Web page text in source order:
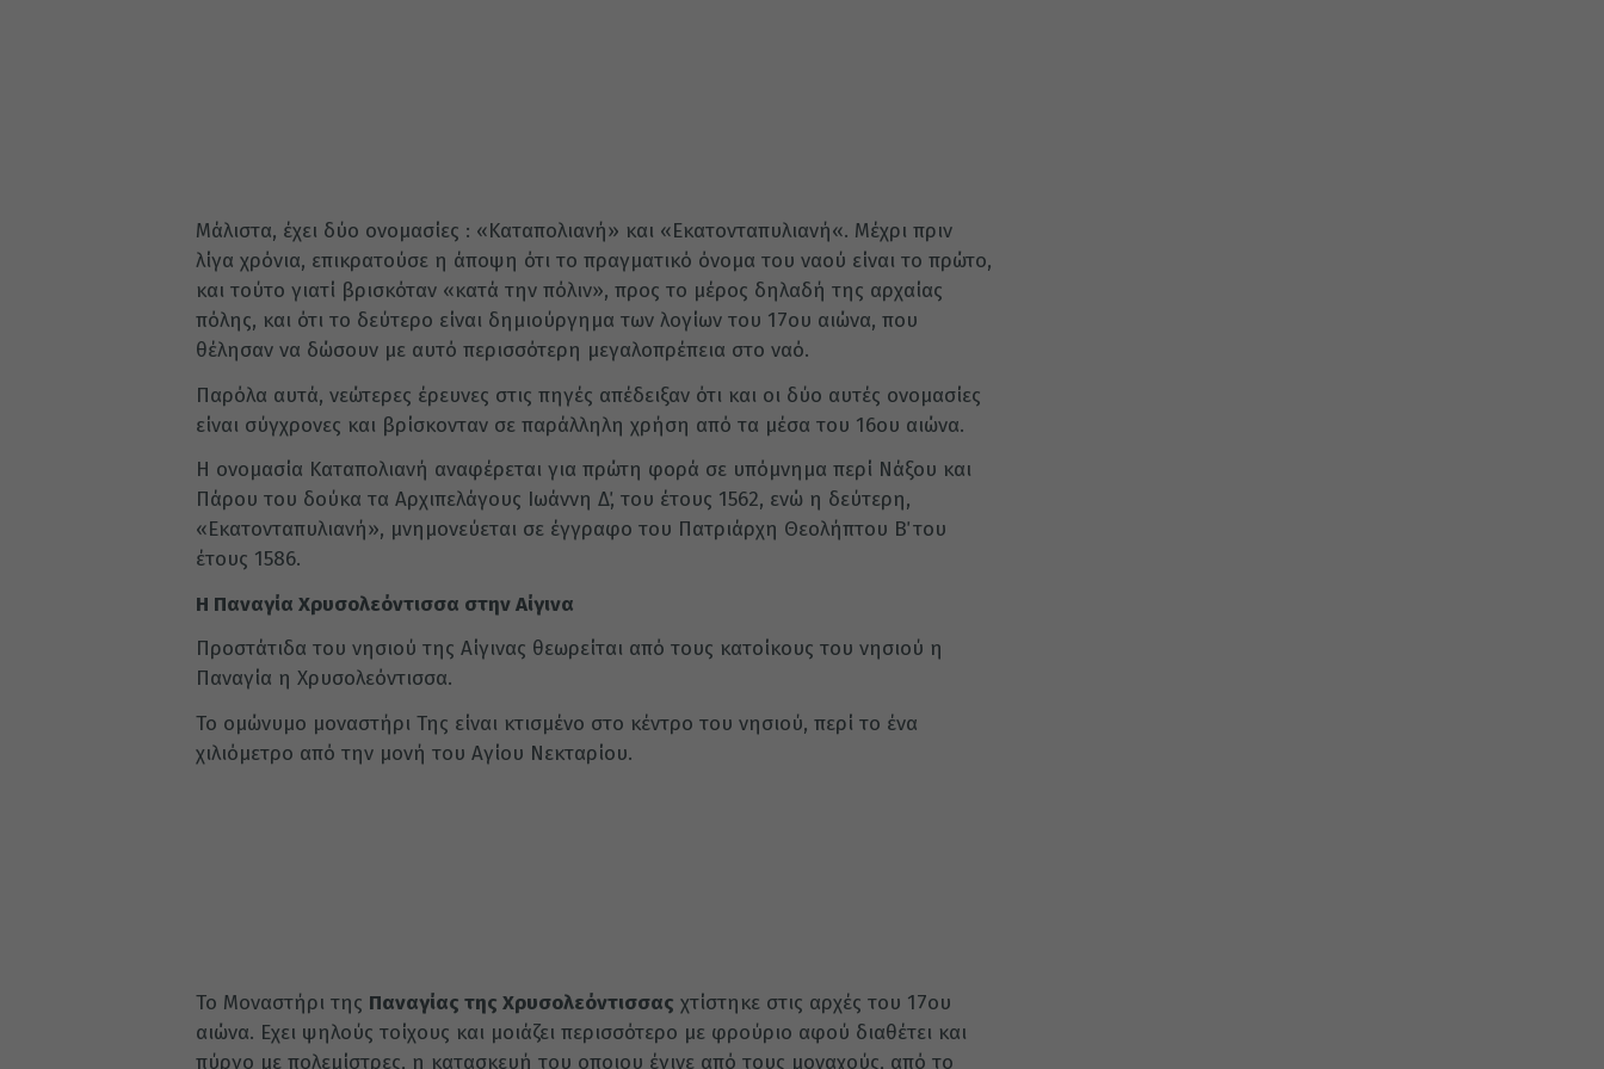
Μάλιστα, έχει δύο ονομασίες : «Καταπολιανή» και «Εκατονταπυλιανή«. Μέχρι πριν
λίγα χρόνια, επικρατούσε η άποψη ότι το πραγματικό όνομα του ναού είναι το πρώτο,
και τούτο γιατί βρισκόταν «κατά την πόλιν», προς το μέρος δηλαδή της αρχαίας
πόλης, και ότι το δεύτερο είναι δημιούργημα των λογίων του 17ου αιώνα, που
θέλησαν να δώσουν με αυτό περισσότερη μεγαλοπρέπεια στο ναό.
Παρόλα αυτά, νεώτερες έρευνες στις πηγές απέδειξαν ότι και οι δύο αυτές ονομασίες
είναι σύγχρονες και βρίσκονταν σε παράλληλη χρήση από τα μέσα του 16ου αιώνα.
Η ονομασία Καταπολιανή αναφέρεται για πρώτη φορά σε υπόμνημα περί Νάξου και
Πάρου του δούκα τα Αρχιπελάγους Ιωάννη Δ΄, του έτους 1562, ενώ η δεύτερη,
«Εκατονταπυλιανή», μνημονεύεται σε έγγραφο του Πατριάρχη Θεολήπτου Β΄ του
έτους 1586.
Η Παναγία Χρυσολεόντισσα στην Αίγινα
Προστάτιδα του νησιού της Αίγινας θεωρείται από τους κατοίκους του νησιού η
Παναγία η Χρυσολεόντισσα.
Το ομώνυμο μοναστήρι Της είναι κτισμένο στο κέντρο του νησιού, περί το ένα
χιλιόμετρο από την μονή του Αγίου Νεκταρίου.
Το Μοναστήρι της Παναγίας της Χρυσολεόντισσας χτίστηκε στις αρχές του 17ου
αιώνα. Εχει ψηλούς τοίχους και μοιάζει περισσότερο με φρούριο αφού διαθέτει και
πύργο με πολεμίστρες, η κατασκευή του οποιου έγινε από τους μοναχούς, από το